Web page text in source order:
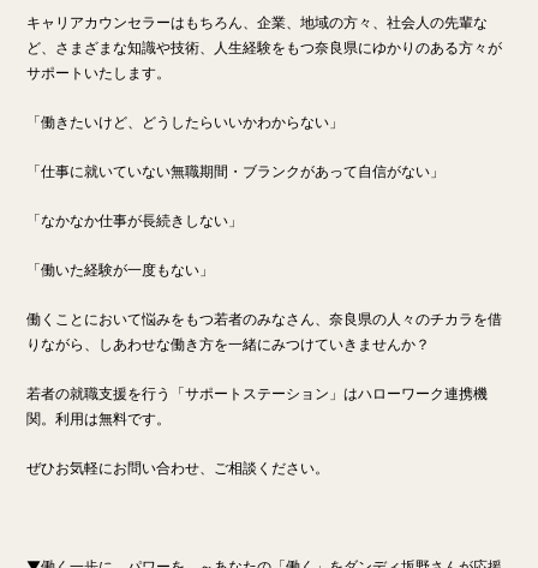
キャリアカウンセラーはもちろん、企業、地域の方々、社会人の先輩な
ど、さまざまな知識や技術、人生経験をもつ奈良県にゆかりのある方々が
サポートいたします。
「働きたいけど、どうしたらいいかわからない」
「仕事に就いていない無職期間・ブランクがあって自信がない」
「なかなか仕事が長続きしない」
「働いた経験が一度もない」
働くことにおいて悩みをもつ若者のみなさん、奈良県の人々のチカラを借
りながら、しあわせな働き方を一緒にみつけていきませんか？
若者の就職支援を行う「サポートステーション」はハローワーク連携機
関。利用は無料です。
ぜひお気軽にお問い合わせ、ご相談ください。